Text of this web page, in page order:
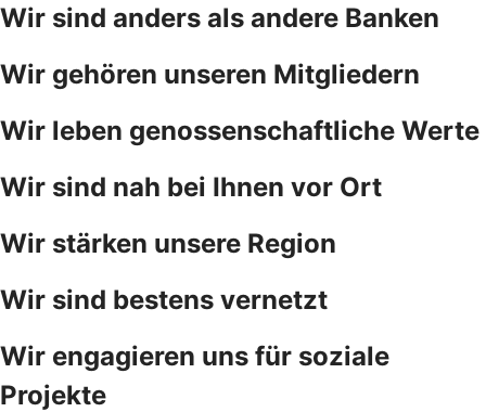
Wir sind anders als andere Banken
Wir gehören unseren Mitgliedern
Wir leben genossenschaftliche Werte
Wir sind nah bei Ihnen vor Ort
Wir stärken unsere Region
Wir sind bestens vernetzt
Wir engagieren uns für soziale
Projekte